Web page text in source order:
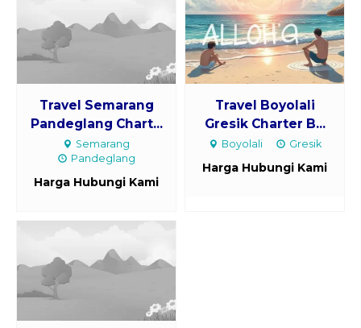
Travel Semarang
Pandeglang Chart...
Semarang
Pandeglang
Harga Hubungi Kami
Travel Boyolali
Gresik Charter B...
Boyolali Gresik
Harga Hubungi Kami